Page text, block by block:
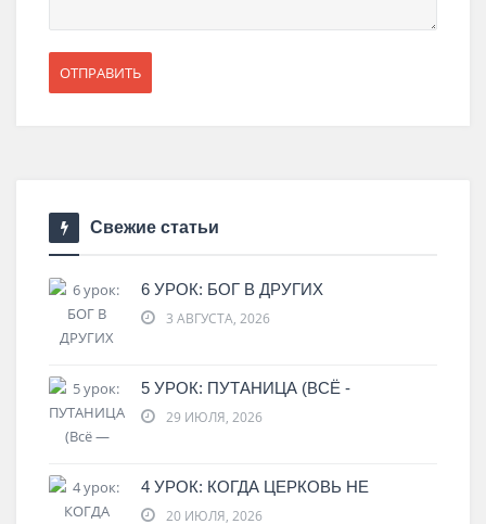
Свежие статьи
6 УРОК: БОГ В ДРУГИХ
3 АВГУСТА, 2026
5 УРОК: ПУТАНИЦА (ВСЁ -
29 ИЮЛЯ, 2026
4 УРОК: КОГДА ЦЕРКОВЬ НЕ
20 ИЮЛЯ, 2026